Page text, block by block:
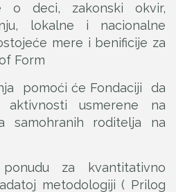
o deci, zakonski okvir,
lokalne i nacionalne
mere i benificije za
Form
pomoći će Fondaciji da
usmerene na
samohranih roditelja na
za kvantitativno
metodologiji ( Prilog